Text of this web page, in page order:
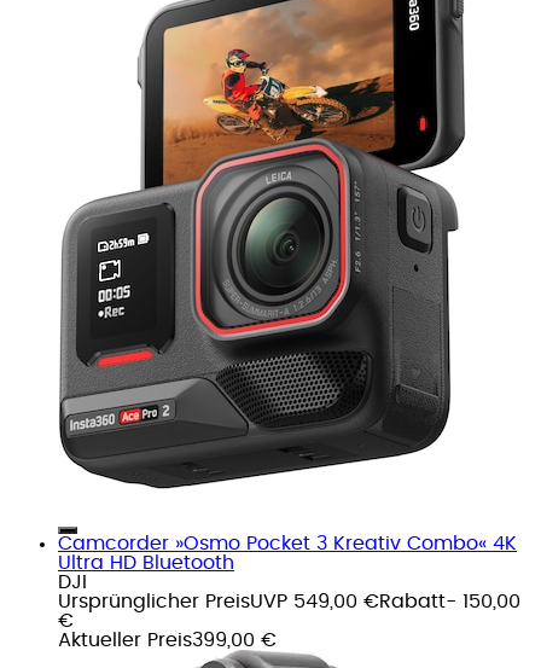
Camcorder »Osmo Pocket 3 Kreativ Combo« 4K
Ultra HD Bluetooth
DJI
Ursprünglicher PreisUVP 549,00 €Rabatt- 150,00
€
Aktueller Preis399,00 €